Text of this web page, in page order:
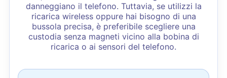
danneggiano il telefono. Tuttavia, se utilizzi la
ricarica wireless oppure hai bisogno di una
bussola precisa, è preferibile scegliere una
custodia senza magneti vicino alla bobina di
ricarica o ai sensori del telefono.